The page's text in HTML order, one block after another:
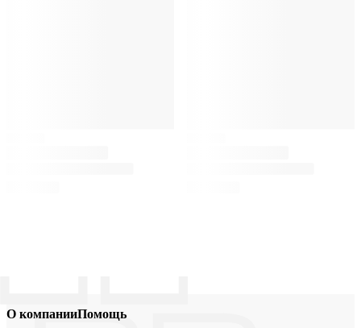
О компанииПомощь